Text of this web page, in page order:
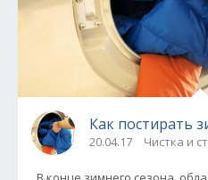
Как постирать
20.04.17 Чистка и